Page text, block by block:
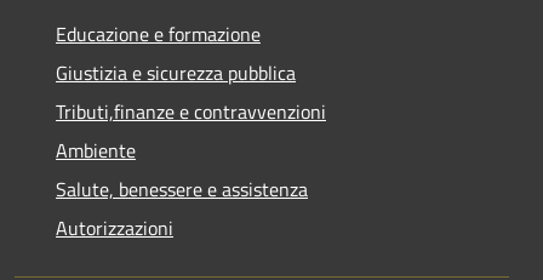
Educazione e formazione
Giustizia e sicurezza pubblica
Tributi,finanze e contravvenzioni
Ambiente
Salute, benessere e assistenza
Autorizzazioni